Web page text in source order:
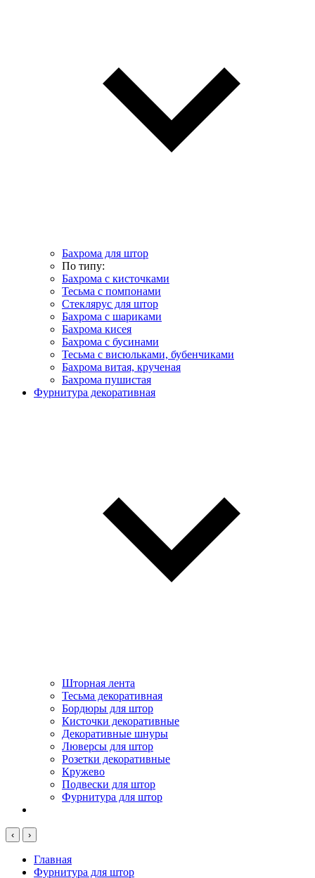
Бахрома для штор
По типу:
Бахрома с кисточками
Тесьма с помпонами
Стеклярус для штор
Бахрома с шариками
Бахрома кисея
Бахрома с бусинами
Тесьма с висюльками, бубенчиками
Бахрома витая, крученая
Бахрома пушистая
Фурнитура декоративная
Шторная лента
Тесьма декоративная
Бордюры для штор
Кисточки декоративные
Декоративные шнуры
Люверсы для штор
Розетки декоративные
Кружево
Подвески для штор
Фурнитура для штор
‹ ›
Главная
Фурнитура для штор